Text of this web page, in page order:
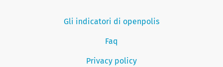
Gli indicatori di openpolis
Faq
Privacy policy